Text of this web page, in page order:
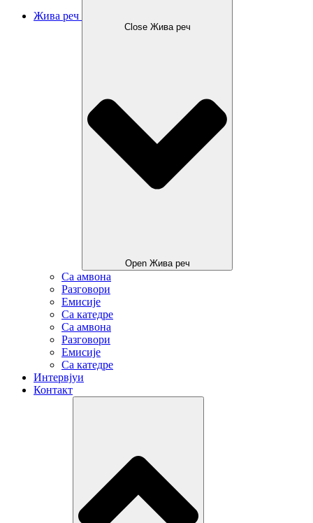
Жива реч
Close Жива реч
Open Жива реч
Са амвона
Разговори
Емисије
Са катедре
Са амвона
Разговори
Емисије
Са катедре
Интервјуи
Контакт